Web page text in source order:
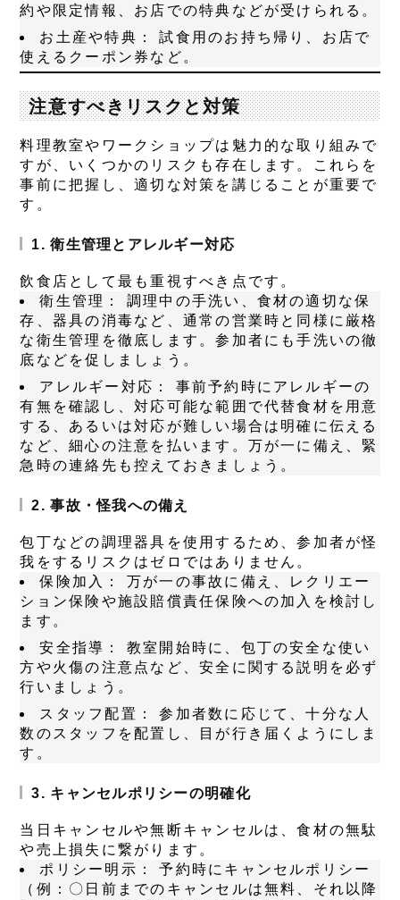
約や限定情報、お店での特典などが受けられる。
お土産や特典：
試食用のお持ち帰り、お店で
使えるクーポン券など。
注意すべきリスクと対策
料理教室やワークショップは魅力的な取り組みで
すが、いくつかのリスクも存在します。これらを
事前に把握し、適切な対策を講じることが重要で
す。
1. 衛生管理とアレルギー対応
飲食店として最も重視すべき点です。
衛生管理：
調理中の手洗い、食材の適切な保
存、器具の消毒など、通常の営業時と同様に厳格
な衛生管理を徹底します。参加者にも手洗いの徹
底などを促しましょう。
アレルギー対応：
事前予約時にアレルギーの
有無を確認し、対応可能な範囲で代替食材を用意
する、あるいは対応が難しい場合は明確に伝える
など、細心の注意を払います。万が一に備え、緊
急時の連絡先も控えておきましょう。
2. 事故・怪我への備え
包丁などの調理器具を使用するため、参加者が怪
我をするリスクはゼロではありません。
保険加入：
万が一の事故に備え、レクリエー
ション保険や施設賠償責任保険への加入を検討し
ます。
安全指導：
教室開始時に、包丁の安全な使い
方や火傷の注意点など、安全に関する説明を必ず
行いましょう。
スタッフ配置：
参加者数に応じて、十分な人
数のスタッフを配置し、目が行き届くようにしま
す。
3. キャンセルポリシーの明確化
当日キャンセルや無断キャンセルは、食材の無駄
や売上損失に繋がります。
ポリシー明示：
予約時にキャンセルポリシー
（例：〇日前までのキャンセルは無料、それ以降